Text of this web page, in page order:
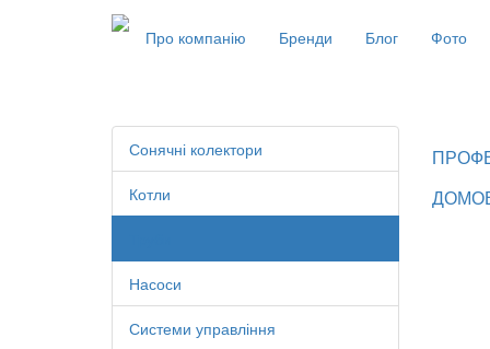
Про компанію Бренди Блог Фото
Сонячні колектори
Котли
Насоси
Системи управління